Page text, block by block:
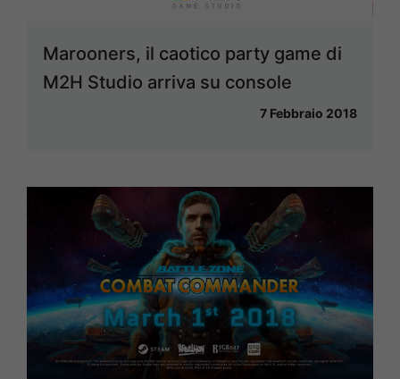
Marooners, il caotico party game di
M2H Studio arriva su console
7 Febbraio 2018